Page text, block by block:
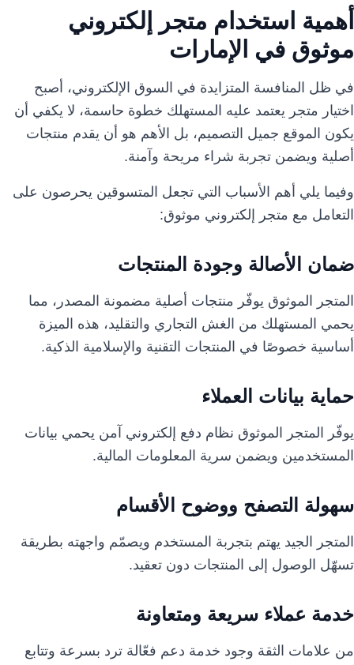
أهمية استخدام متجر إلكتروني
موثوق في الإمارات
في ظل المنافسة المتزايدة في السوق الإلكتروني، أصبح
اختيار متجر يعتمد عليه المستهلك خطوة حاسمة، لا يكفي أن
يكون الموقع جميل التصميم، بل الأهم هو أن يقدم منتجات
أصلية ويضمن تجربة شراء مريحة وآمنة.
وفيما يلي أهم الأسباب التي تجعل المتسوقين يحرصون على
التعامل مع متجر إلكتروني موثوق:
ضمان الأصالة وجودة المنتجات
المتجر الموثوق يوفّر منتجات أصلية مضمونة المصدر، مما
يحمي المستهلك من الغش التجاري والتقليد، هذه الميزة
أساسية خصوصًا في المنتجات التقنية والإسلامية الذكية.
حماية بيانات العملاء
يوفّر المتجر الموثوق نظام دفع إلكتروني آمن يحمي بيانات
المستخدمين ويضمن سرية المعلومات المالية.
سهولة التصفح ووضوح الأقسام
المتجر الجيد يهتم بتجربة المستخدم ويصمّم واجهته بطريقة
تسهّل الوصول إلى المنتجات دون تعقيد.
خدمة عملاء سريعة ومتعاونة
من علامات الثقة وجود خدمة دعم فعّالة ترد بسرعة وتتابع